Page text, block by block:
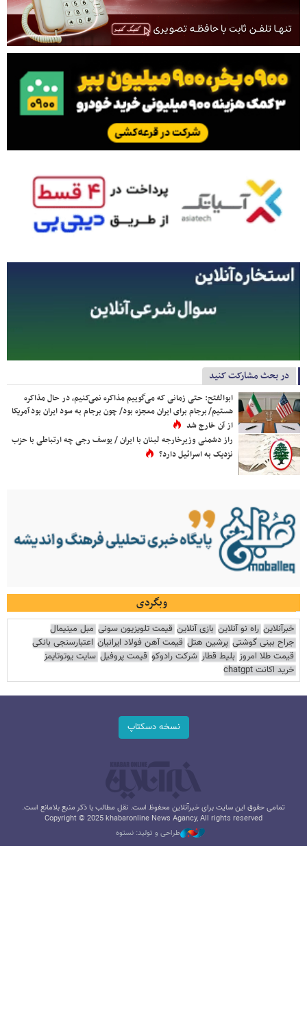
در بحث مشارکت کنید
ابوالفتح: حتی زمانی که می‌گوییم مذاکره نمی‌کنیم، در حال مذاکره
هستیم/ برجام برای ایران معجزه بود/ چون برجام به سود ایران بود آمریکا
از آن خارج شد
راز دشمنی وزیرخارجه لبنان با ایران / یوسف رجی چه ارتباطی با حزب
نزدیک به اسرائیل دارد؟
وبگردی
خبرآنلاین راه نو آنلاین بازی آنلاین قیمت تلویزیون سونی مبل مینیمال
جراح بینی گوشتی پرشین هتل قیمت آهن فولاد ایرانیان اعتبارسنجی بانکی
قیمت طلا امروز بلیط قطار شرکت رادوکو قیمت پروفیل سایت یوتوتایمز
خرید اکانت chatgpt
نسخه دسکتاپ
تمامی حقوق این سایت برای خبرآنلاین محفوظ است. نقل مطالب با ذکر منبع بلامانع است.
Copyright © 2025 khabaronline News Agancy, All rights reserved
طراحی و تولید: نستوه